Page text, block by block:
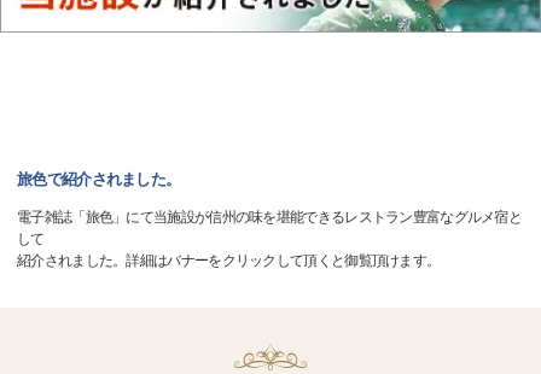
旅色で紹介されました。
電子雑誌「旅色」にて当施設が信州の味を堪能できるレストラン豊富なグルメ宿と
して
紹介されました。詳細はバナーをクリックして頂くと御覧頂けます。